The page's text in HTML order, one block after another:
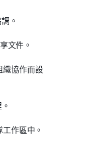
。
文件。
協作而設
作區中。